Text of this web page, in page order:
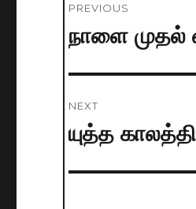
navigation
PREVIOUS
Previous
நாளை முதல்
NEXT
Next
யுத்த